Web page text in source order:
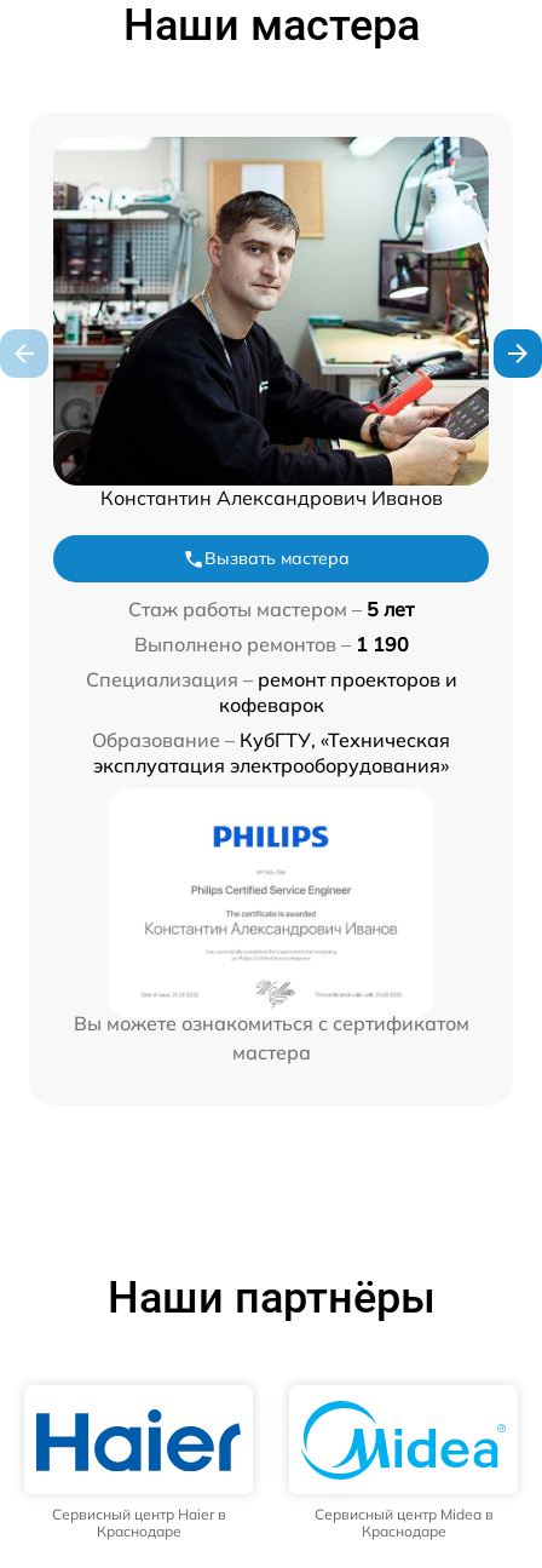
Наши мастера
Константин Александрович Иванов
Вызвать мастера
Стаж работы мастером – 5 лет
Выполнено ремонтов – 1 190
Специализация – ремонт проекторов и
кофеварок
Образование – КубГТУ, «Техническая
эксплуатация электрооборудования»
Вы можете ознакомиться с сертификатом
мастера
Наши партнёры
Сервисный центр Haier в
Краснодаре
Сервисный центр Midea в
Краснодаре